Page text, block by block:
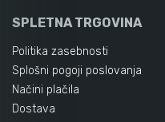
SPLETNA TRGOVINA
Politika zasebnosti
Splošni pogoji poslovanja
Načini plačila
Dostava